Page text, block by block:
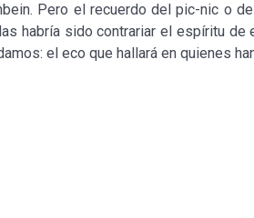
Pero el recuerdo del pic-nic o
habría sido contrariar el espíritu de
el eco que hallará en quienes